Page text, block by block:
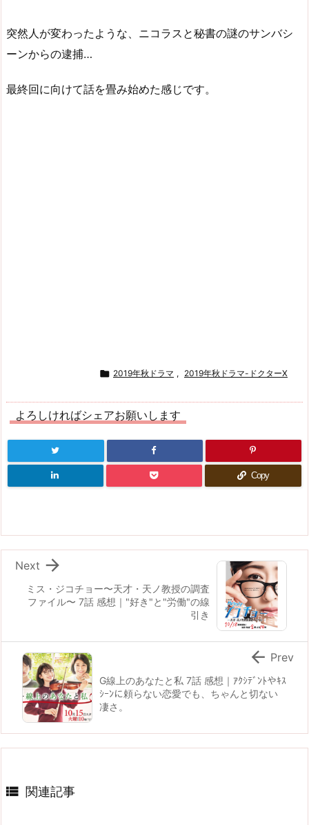
突然人が変わったような、ニコラスと秘書の謎のサンバシ
ーンからの逮捕…
最終回に向けて話を畳み始めた感じです。
 2019年秋ドラマ , 2019年秋ドラマ-ドクターX
よろしければシェアお願いします
Copy
ミス・ジコチョー〜天才・天ノ教授の調査
ファイル〜 7話 感想｜"好き"と"労働"の線
引き

Next
G線上のあなたと私 7話 感想｜ｱｸｼﾃﾞﾝﾄやｷｽ
ｼｰﾝに頼らない恋愛でも、ちゃんと切ない
凄さ。
 Prev
 関連記事